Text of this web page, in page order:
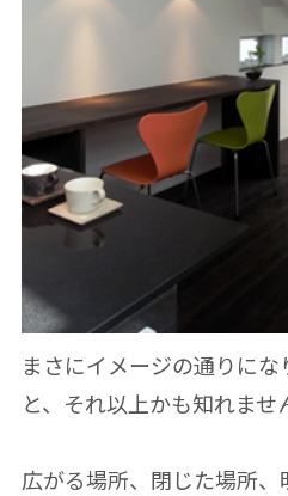
まさにイメージの通りに
と、それ以上かも知れませ
広がる場所、閉じた場所